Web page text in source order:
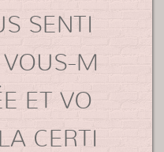
SENTI
VOUS-M
ET VO
CERTI